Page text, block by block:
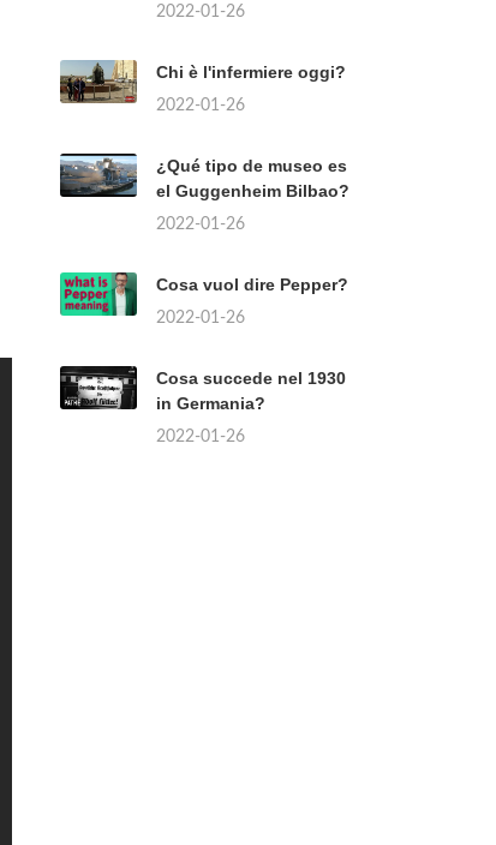
2022-01-26
Chi è l'infermiere oggi?
2022-01-26
¿Qué tipo de museo es
el Guggenheim Bilbao?
2022-01-26
Cosa vuol dire Pepper?
2022-01-26
Cosa succede nel 1930
in Germania?
2022-01-26